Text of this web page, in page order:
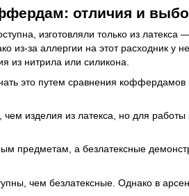
отличия и
изготовляли только из латекса
из-за аллергии на этот расходник у
из нитрила или силикона.
это путем сравнения коффердамов
изделия из латекса, но для работы
предметам, а безлатексные
чем безлатексные. Однако в